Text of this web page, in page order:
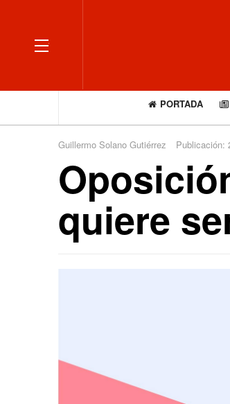
OFF CANVAS
PORTADA
Guillermo Solano Gutiérrez Publicación:
quiere